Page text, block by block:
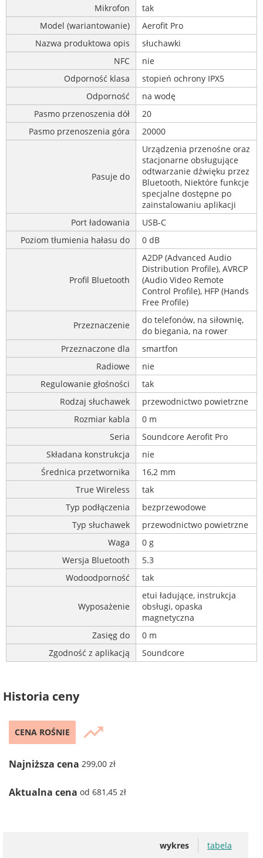
Mikrofon
tak
Model (wariantowanie)
Aerofit Pro
Nazwa produktowa opis
słuchawki
NFC
nie
Odporność klasa
stopień ochrony IPX5
Odporność
na wodę
Pasmo przenoszenia dół
20
Pasmo przenoszenia góra
20000
Pasuje do
Urządzenia przenośne oraz
stacjonarne obsługujące
odtwarzanie dźwięku przez
Bluetooth, Niektóre funkcje
specjalne dostępne po
zainstalowaniu aplikacji
Port ładowania
USB-C
Poziom tłumienia hałasu do
0 dB
Profil Bluetooth
A2DP (Advanced Audio
Distribution Profile), AVRCP
(Audio Video Remote
Control Profile), HFP (Hands
Free Profile)
Przeznaczenie
do telefonów, na siłownię,
do biegania, na rower
Przeznaczone dla
smartfon
Radiowe
nie
Regulowanie głośności
tak
Rodzaj słuchawek
przewodnictwo powietrzne
Rozmiar kabla
0 m
Seria
Soundcore Aerofit Pro
Składana konstrukcja
nie
Średnica przetwornika
16,2 mm
True Wireless
tak
Typ podłączenia
bezprzewodowe
Typ słuchawek
przewodnictwo powietrzne
Waga
0 g
Wersja Bluetooth
5.3
Wodoodporność
tak
Wyposażenie
etui ładujące, instrukcja
obsługi, opaska
magnetyczna
Zasięg do
0 m
Zgodność z aplikacją
Soundcore
Historia ceny
CENA ROŚNIE trending_up
Najniższa cena 299,00 zł
Aktualna cena od 681,45 zł
wykres tabela